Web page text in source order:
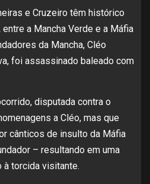
e Cruzeiro têm histórico
a Mancha Verde e a Máfia
da Mancha, Cléo
foi assassinado baleado com
disputada contra o
a Cléo, mas que
cânticos de insulto da Máfia
– resultando em uma
torcida visitante.